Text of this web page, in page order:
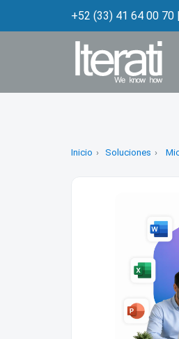
+52 (33) 41 64 00 70 |
Inicio Soluciones